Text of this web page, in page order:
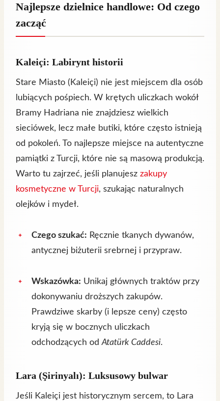
Najlepsze dzielnice handlowe: Od czego
zacząć
Kaleiçi: Labirynt historii
Stare Miasto (Kaleiçi) nie jest miejscem dla osób
lubiących pośpiech. W krętych uliczkach wokół
Bramy Hadriana nie znajdziesz wielkich
sieciówek, lecz małe butiki, które często istnieją
od pokoleń. To najlepsze miejsce na autentyczne
pamiątki z Turcji, które nie są masową produkcją.
Warto tu zajrzeć, jeśli planujesz zakupy
kosmetyczne w Turcji, szukając naturalnych
olejków i mydeł.
Czego szukać: Ręcznie tkanych dywanów,
antycznej biżuterii srebrnej i przypraw.
Wskazówka: Unikaj głównych traktów przy
dokonywaniu droższych zakupów.
Prawdziwe skarby (i lepsze ceny) często
kryją się w bocznych uliczkach
odchodzących od Atatürk Caddesi.
Lara (Şirinyalı): Luksusowy bulwar
Jeśli Kaleiçi jest historycznym sercem, to Lara